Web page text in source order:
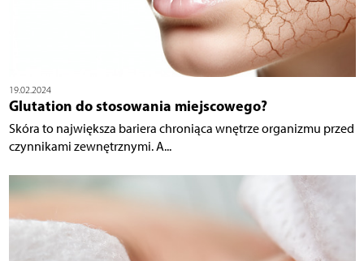
19.02.2024
Glutation do stosowania miejscowego?
Skóra to największa bariera chroniąca wnętrze organizmu przed
czynnikami zewnętrznymi. A...